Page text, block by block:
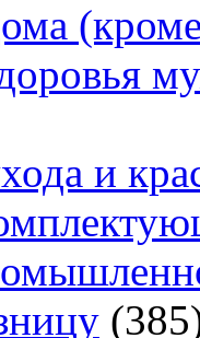
и